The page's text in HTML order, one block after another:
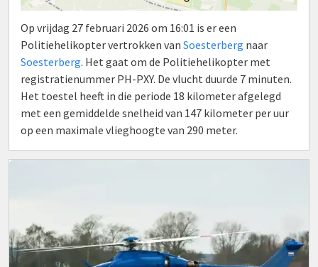
Op vrijdag 27 februari 2026 om 16:01 is er een
Politiehelikopter vertrokken van Soesterberg naar
Soesterberg. Het gaat om de Politiehelikopter met
registratienummer PH-PXY. De vlucht duurde 7 minuten.
Het toestel heeft in die periode 18 kilometer afgelegd
met een gemiddelde snelheid van 147 kilometer per uur
op een maximale vlieghoogte van 290 meter.